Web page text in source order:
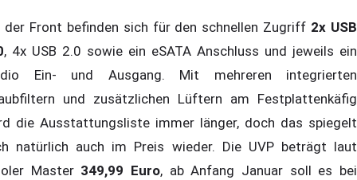
der Front befinden sich für den schnellen Zugriff 2x USB
, 4x USB 2.0 sowie ein eSATA Anschluss und jeweils ein
Ein- und Ausgang. Mit mehreren integrierten
und zusätzlichen Lüftern am Festplattenkäfig
die Ausstattungsliste immer länger, doch das spiegelt
natürlich auch im Preis wieder. Die UVP beträgt laut
Master 349,99 Euro, ab Anfang Januar soll es bei